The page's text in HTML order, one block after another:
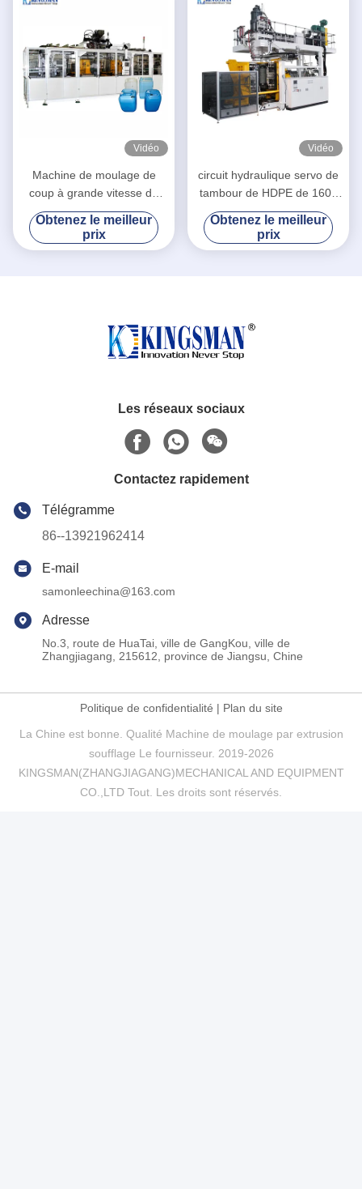
Vidéo
Machine de moulage de
coup à grande vitesse de
HDPE, machine de soufflage
de corps creux d'extrusion
Obtenez le meilleur
prix
Vidéo
circuit hydraulique servo de
tambour de HDPE de 160L
260L de corps creux de
machine en plastique de
soufflage
Obtenez le meilleur
prix
Les réseaux sociaux
Contactez rapidement
Télégramme
86--13921962414
E-mail
samonleechina@163.com
Adresse
No.3, route de HuaTai, ville de GangKou, ville de
Zhangjiagang, 215612, province de Jiangsu, Chine
Politique de confidentialité | Plan du site
La Chine est bonne. Qualité Machine de moulage par extrusion
soufflage Le fournisseur. 2019-2026
KINGSMAN(ZHANGJIAGANG)MECHANICAL AND EQUIPMENT
CO.,LTD Tout. Les droits sont réservés.